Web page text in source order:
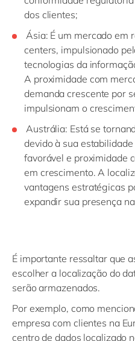
dos clientes;
Ásia: É um mercado em
centers, impulsionado
tecnologias da
A proximidade com
demanda crescente por
impulsionam o
Austrália: Está se
devido à sua
favorável e proximidade
em crescimento. A
vantagens estratégicas
expandir sua presença
É importante ressaltar que
escolher a localização do
serão armazenados.
Por exemplo, como
empresa com clientes na
centro de dados localizado